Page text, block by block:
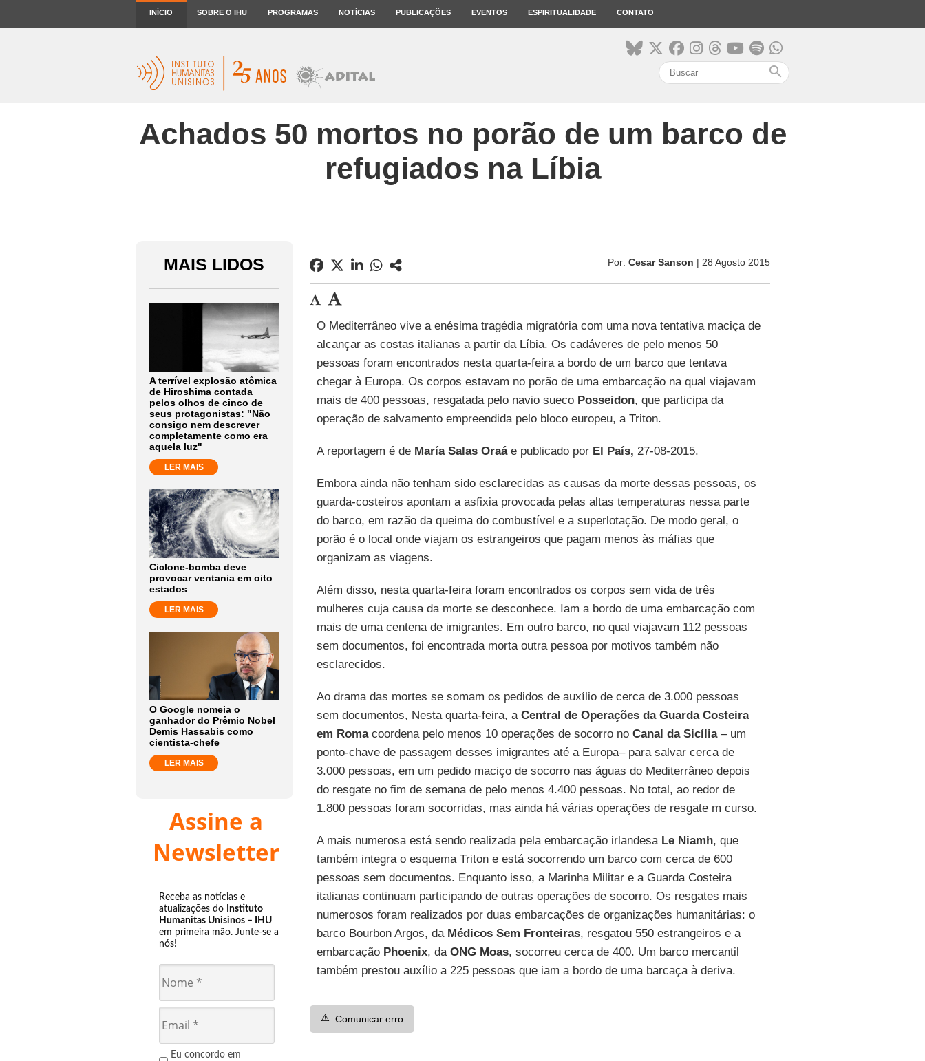
INÍCIO SOBRE O IHU PROGRAMAS NOTÍCIAS PUBLICAÇÕES EVENTOS ESPIRITUALIDADE CONTATO
search
Achados 50 mortos no porão de um barco de
refugiados na Líbia
MAIS LIDOS
A terrível explosão atômica
de Hiroshima contada
pelos olhos de cinco de
seus protagonistas: "Não
consigo nem descrever
completamente como era
aquela luz"
LER MAIS
Ciclone-bomba deve
provocar ventania em oito
estados
LER MAIS
O Google nomeia o
ganhador do Prêmio Nobel
Demis Hassabis como
cientista-chefe
LER MAIS
Assine a
Newsletter
Receba as notícias e
atualizações do Instituto
Humanitas Unisinos – IHU
em primeira mão. Junte-se a
nós!
Eu concordo em
Por: Cesar Sanson | 28 Agosto 2015
O Mediterrâneo vive a enésima tragédia migratória com uma nova tentativa maciça de
alcançar as costas italianas a partir da Líbia. Os cadáveres de pelo menos 50
pessoas foram encontrados nesta quarta-feira a bordo de um barco que tentava
chegar à Europa. Os corpos estavam no porão de uma embarcação na qual viajavam
mais de 400 pessoas, resgatada pelo navio sueco Posseidon, que participa da
operação de salvamento empreendida pelo bloco europeu, a Triton.
A reportagem é de María Salas Oraáe publicado por El País, 27-08-2015.
Embora ainda não tenham sido esclarecidas as causas da morte dessas pessoas, os
guarda-costeiros apontam a asfixia provocada pelas altas temperaturas nessa parte
do barco, em razão da queima do combustível e a superlotação. De modo geral, o
porão é o local onde viajam os estrangeiros que pagam menos às máfias que
organizam as viagens.
Além disso, nesta quarta-feira foram encontrados os corpos sem vida de três
mulheres cuja causa da morte se desconhece. Iam a bordo de uma embarcação com
mais de uma centena de imigrantes. Em outro barco, no qual viajavam 112 pessoas
sem documentos, foi encontrada morta outra pessoa por motivos também não
esclarecidos.
Ao drama das mortes se somam os pedidos de auxílio de cerca de 3.000 pessoas
sem documentos, Nesta quarta-feira, aCentral de Operações da Guarda Costeira
em Romacoordena pelo menos 10 operações de socorro no Canal da Sicília– um
ponto-chave de passagem desses imigrantes até a Europa– para salvar cerca de
3.000 pessoas, em um pedido maciço de socorro nas águas do Mediterrâneo depois
do resgate no fim de semana de pelo menos 4.400 pessoas. No total, ao redor de
1.800 pessoas foram socorridas, mas ainda há várias operações de resgate m curso.
A mais numerosa está sendo realizada pela embarcação irlandesaLe Niamh, que
também integra o esquema Triton e está socorrendo um barco com cerca de 600
pessoas sem documentos. Enquanto isso, a Marinha Militar e a Guarda Costeira
italianas continuam participando de outras operações de socorro. Os resgates mais
numerosos foram realizados por duas embarcações de organizações humanitárias: o
barco Bourbon Argos, daMédicos Sem Fronteiras, resgatou 550 estrangeiros e a
embarcação Phoenix, da ONG Moas, socorreu cerca de 400. Um barco mercantil
também prestou auxílio a 225 pessoas que iam a bordo de uma barcaça à deriva.
⚠️ Comunicar erro